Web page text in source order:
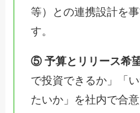
等）との連携設計を
す。
⑤ 予算とリリース希
で投資できるか」「
たいか」を社内で合